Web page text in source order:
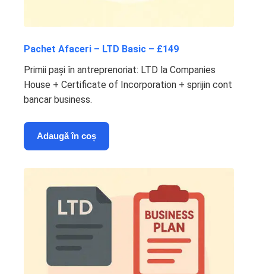
Pachet Afaceri – LTD Basic – £149
Primii pași în antreprenoriat: LTD la Companies
House + Certificate of Incorporation + sprijin cont
bancar business.
Adaugă în coș